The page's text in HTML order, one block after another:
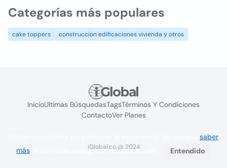
Categorías más populares
cake toppers construccion edificaciones vivienda y otros
InicioUltimas BúsquedasTagsTérminos Y Condiciones
ContactoVer Planes
iGlobal.co @ 2024
saber
más . Si continúa navegando acepta su uso. Entendido